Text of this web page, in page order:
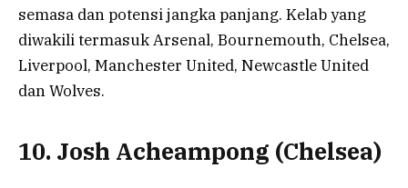
semasa dan potensi jangka panjang. Kelab yang
diwakili termasuk Arsenal, Bournemouth, Chelsea,
Liverpool, Manchester United, Newcastle United
dan Wolves.
10. Josh Acheampong (Chelsea)